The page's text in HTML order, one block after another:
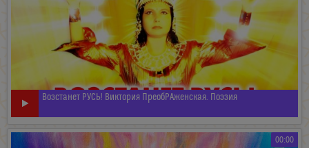
Возстанет РУСЬ! Виктория ПреобРАженская. Поэзия
00:00